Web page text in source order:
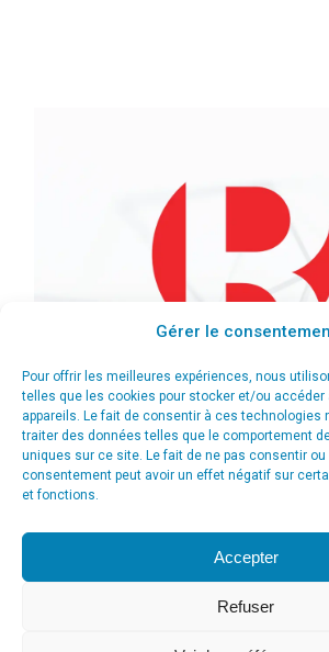
Gérer le
Pour offrir les meilleures expériences, nous
telles que les cookies pour stocker et/ou accéder
appareils. Le fait de consentir à ces technologies
traiter des données telles que le comportement
uniques sur ce site. Le fait de ne pas consentir ou
consentement peut avoir un effet négatif sur
et fonctions.
Accepter
Refuser